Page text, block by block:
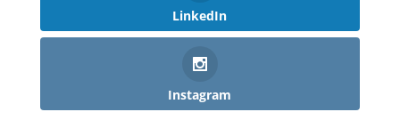
LinkedIn
Instagram